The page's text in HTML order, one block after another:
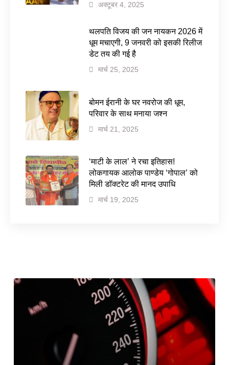
अक्टूबर 4, 2025
थलपति विजय की जन नायकन 2026 में
धूम मचाएगी, 9 जनवरी को इसकी रिलीज
डेट तय की गई है
मार्च 25, 2025
बोमन ईरानी के घर नवरोज की धूम,
परिवार के साथ मनाया जश्न
मार्च 21, 2025
‘माटी के लाल’ ने रचा इतिहास!
लोकगायक आलोक पाण्डेय ‘गोपाल’ को
मिली डॉक्टरेट की मानद उपाधि
मार्च 19, 2025